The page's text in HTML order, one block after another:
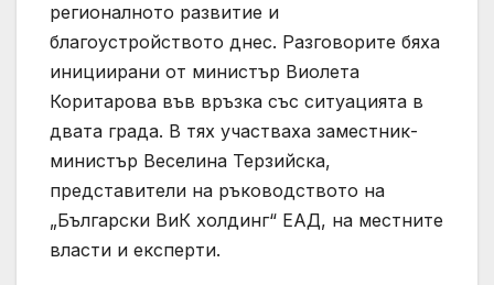
регионалното развитие и
благоустройството днес. Разговорите бяха
инициирани от министър Виолета
Коритарова във връзка със ситуацията в
двата града. В тях участваха заместник-
министър Веселина Терзийска,
представители на ръководството на
„Български ВиК холдинг“ ЕАД, на местните
власти и експерти.